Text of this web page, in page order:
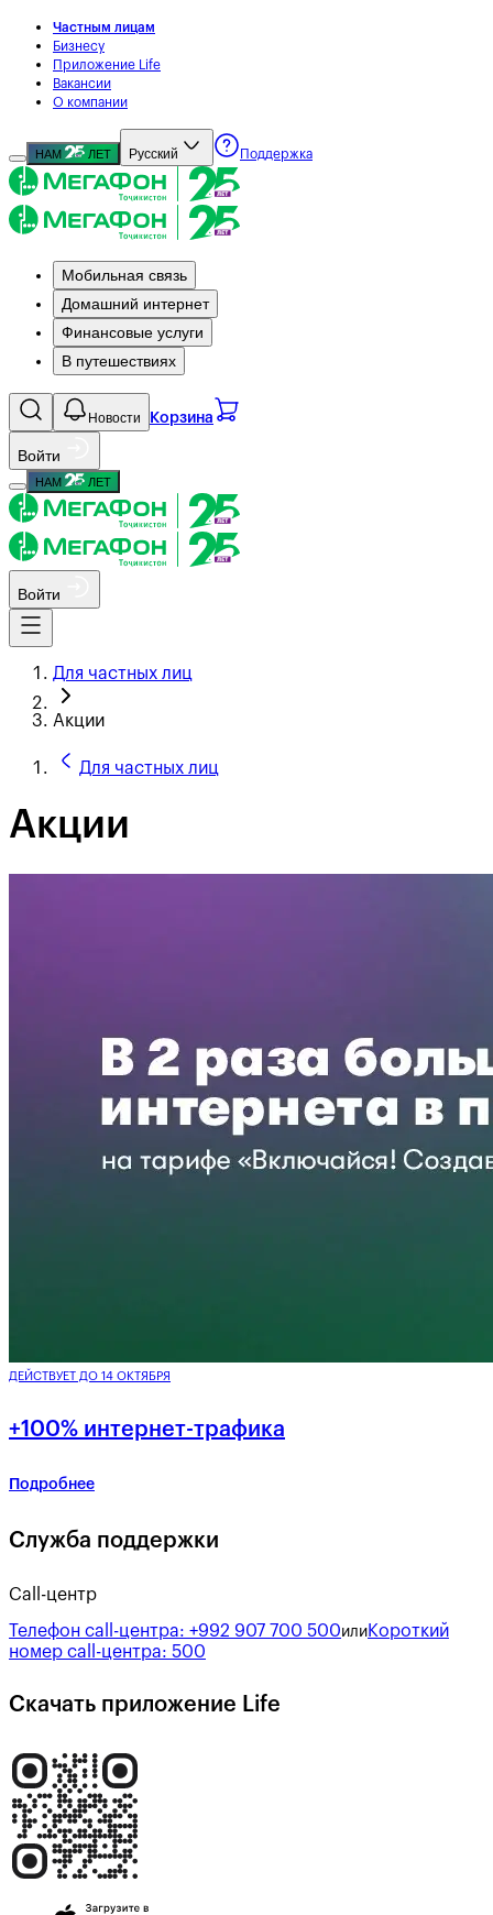
Частным лицам
Бизнесу
Приложение Life
Вакансии
О компании
НАМ ЛЕТ Русский Поддержка
Мобильная связь
Домашний интернет
Финансовые услуги
В путешествиях
Новости Корзина
Войти
НАМ ЛЕТ
Войти
Для частных лиц
Акции
Для частных лиц
Акции
ДЕЙСТВУЕТ ДО 14 ОКТЯБРЯ
+100% интернет-трафика
Подробнее
Служба поддержки
Call-центр
Телефон call-центра: +992 907 700 500или Короткий
номер call-центра: 500
Скачать приложение Life